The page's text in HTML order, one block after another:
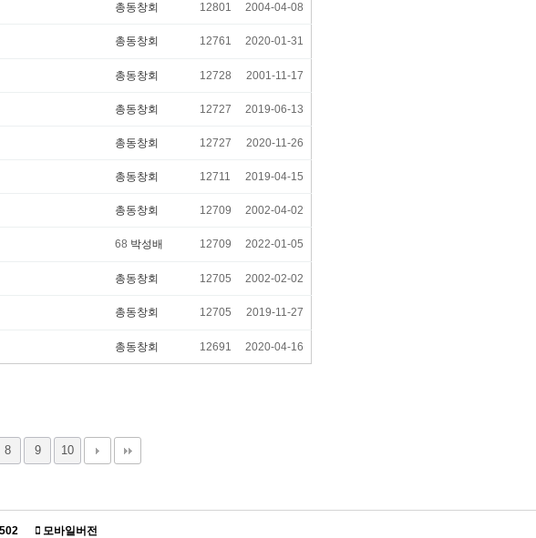
총동창회 12801 2004-04-08
총동창회 12761 2020-01-31
총동창회 12728 2001-11-17
총동창회 12727 2019-06-13
총동창회 12727 2020-11-26
총동창회 12711 2019-04-15
총동창회 12709 2002-04-02
68 박성배 12709 2022-01-05
총동창회 12705 2002-02-02
총동창회 12705 2019-11-27
총동창회 12691 2020-04-16
8 9 10
502 모바일버전